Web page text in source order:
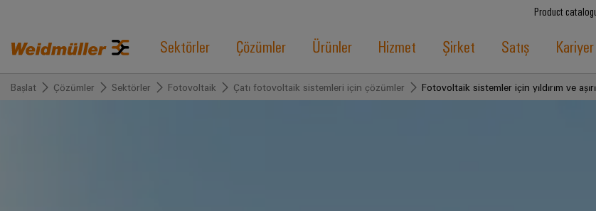
Product
Sektörler Çözümler Ürünler Hizmet Şirket Satış Kariyer
Başlat Çözümler Sektörler Fotovoltaik Çatı fotovoltaik sistemleri için çözümler Fotovoltaik sistemler için yıldırım ve